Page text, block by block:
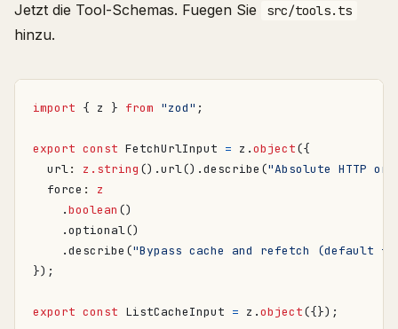
Jetzt die Tool-Schemas. Fuegen Sie src/tools.ts
hinzu.
import { z } from "zod" ;
export const FetchUrlInput = z .object({
url: z.string ().url().describe ("Absolute HTTP or
force : z
.boolean ()
.optional()
.describe ("Bypass cache and refetch (default
});
export const ListCacheInput = z .object({});